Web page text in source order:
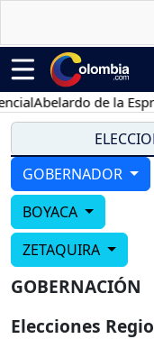
Abelardo de la
GOBERNADOR
BOYACA
ZETAQUIRA
GOBERNACIÓN
Elecciones